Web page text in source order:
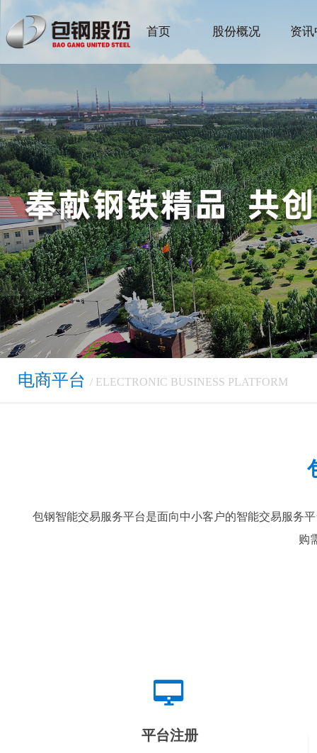
首页 股份概况 资
넡
平台注册
电商平台 / ELECTRONIC BUSINESS PLATFORM
包钢智能交易服务平台是面向中小客户的智能交易服务
购